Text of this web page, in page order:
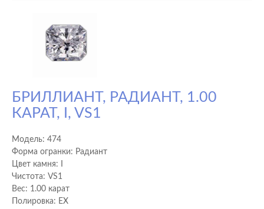
БРИЛЛИАНТ, РАДИАНТ, 1.00
КАРАТ, I, VS1
Модель: 474
Форма огранки: Радиант
Цвет камня: I
Чистота: VS1
Вес: 1.00 карат
Полировка: EX